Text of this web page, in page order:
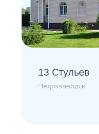
13 Стульев
Петрозаводск